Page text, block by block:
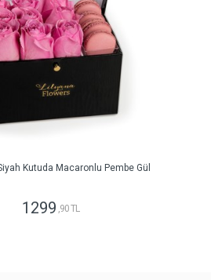
Kutuda Macaronlu Pembe Gül
1299 ,90 TL